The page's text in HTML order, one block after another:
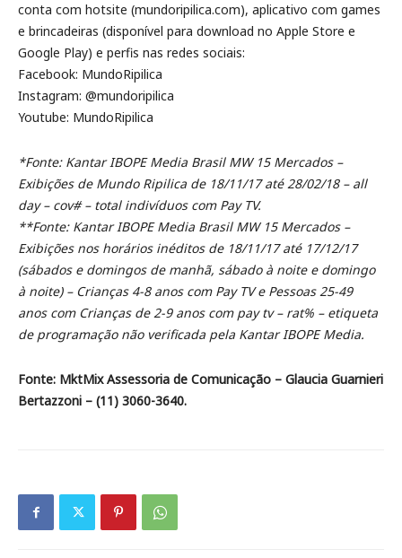
conta com hotsite (mundoripilica.com), aplicativo com games
e brincadeiras (disponível para download no Apple Store e
Google Play) e perfis nas redes sociais:
Facebook: MundoRipilica
Instagram: @mundoripilica
Youtube: MundoRipilica
*Fonte: Kantar IBOPE Media Brasil MW 15 Mercados –
Exibições de Mundo Ripilica de 18/11/17 até 28/02/18 – all
day – cov# – total indivíduos com Pay TV.
**Fonte: Kantar IBOPE Media Brasil MW 15 Mercados –
Exibições nos horários inéditos de 18/11/17 até 17/12/17
(sábados e domingos de manhã, sábado à noite e domingo
à noite) – Crianças 4-8 anos com Pay TV e Pessoas 25-49
anos com Crianças de 2-9 anos com pay tv – rat% – etiqueta
de programação não verificada pela Kantar IBOPE Media.
Fonte: MktMix Assessoria de Comunicação – Glaucia Guarnieri
Bertazzoni – (11) 3060-3640.